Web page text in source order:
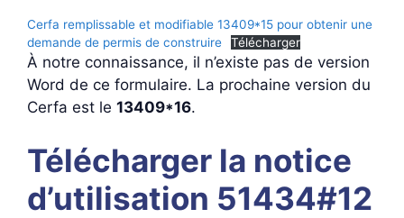
Cerfa remplissable et modifiable 13409*15 pour obtenir une
demande de permis de construire
Télécharger
À notre connaissance, il n’existe pas de version
Word de ce formulaire. La prochaine version du
Cerfa est le 13409*16.
Télécharger la notice
d’utilisation 51434#12